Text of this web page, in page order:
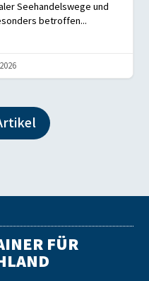
Seehandelswege und
betroffen...
FÜR